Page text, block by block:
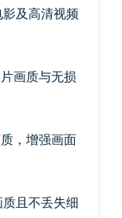
及高清视频
画质与无损
，增强画面
且不丢失细